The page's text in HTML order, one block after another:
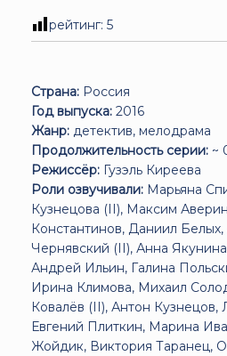
рейтинг: 5
Страна: Россия
Год выпуска: 2016
Жанр: детектив, мелодрама
Продолжительность серии: ~
Режиссёр: Гузэль Киреева
Роли озвучивали: Марьяна
Кузнецова (II), Максим
Константинов, Даниил
Чернявский (II), Анна
Андрей Ильин, Галина
Ирина Климова, Михаил
Ковалёв (II), Антон Кузнецов,
Евгений Плиткин, Марина
Жойдик, Виктория Таранец,